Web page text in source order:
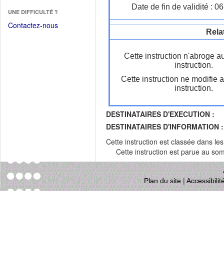
fenêtre)
une
nouvelle
UNE DIFFICULTÉ ?
Contactez-nous
Date de fin de validité :
Cette instruction n'abroge
instruction.
Cette instruction ne modifie
instruction.
DESTINATAIRES D'EXECUTION :
DESTINATAIRES D'INFORMATION :
Cette instruction est classée dans
Cette instruction est parue au
Plan du site|